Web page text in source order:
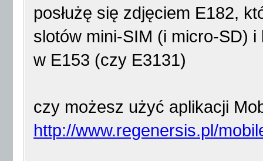
posłużę się zdjęciem E182,
slotów mini-SIM (i micro-SD)
w E153 (czy E3131)
czy możesz użyć aplikacji
http://www.regenersis.pl/